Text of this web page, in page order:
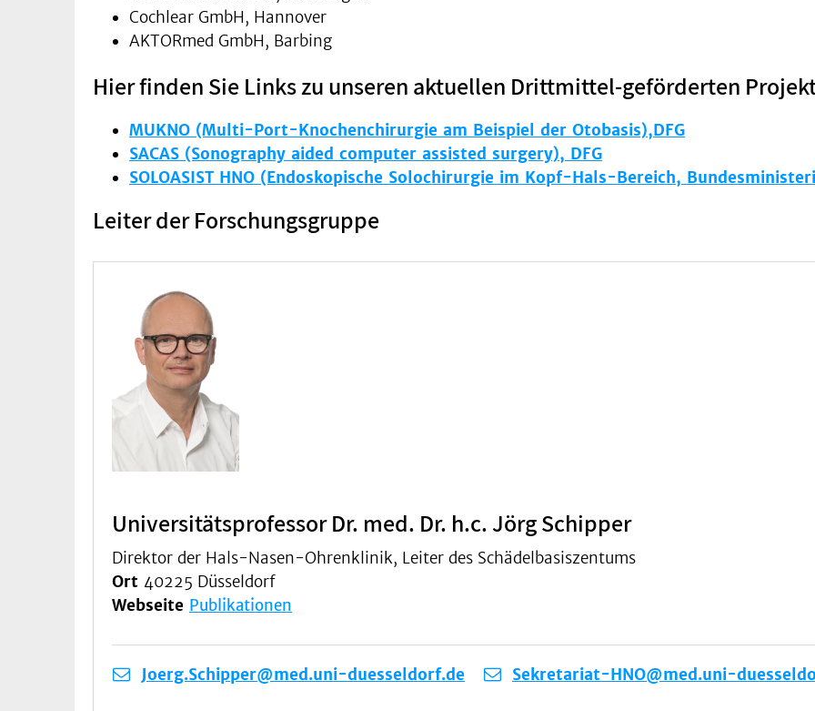
Cochlear GmbH, Hannover
AKTORmed GmbH, Barbing
Hier finden Sie Links zu unseren aktuellen Drittmittel-geförderten
MUKNO (Multi-Port-Knochenchirurgie am Beispiel der Otobasis),DFG
SACAS (Sonography aided computer assisted surgery), DFG
SOLOASIST HNO (Endoskopische Solochirurgie im Kopf-Hals-Bereich,
Leiter der Forschungsgruppe
Universitätsprofessor Dr. med. Dr. h.c. Jörg Schipper
Direktor der Hals-Nasen-Ohrenklinik, Leiter des Schädelbasiszentums
Ort 40225 Düsseldorf
Webseite Publikationen
Joerg.Schipper@med.uni-duesseldorf.de Sekretariat-HNO@med.uni-